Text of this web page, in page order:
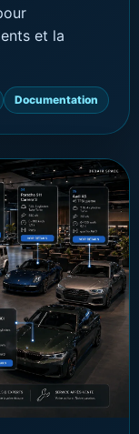
et la
Documentation